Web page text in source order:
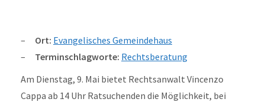
Ort: Evangelisches Gemeindehaus
Terminschlagworte: Rechtsberatung
Am Dienstag, 9. Mai bietet Rechtsanwalt Vincenzo
Cappa ab 14 Uhr Ratsuchenden die Möglichkeit, bei